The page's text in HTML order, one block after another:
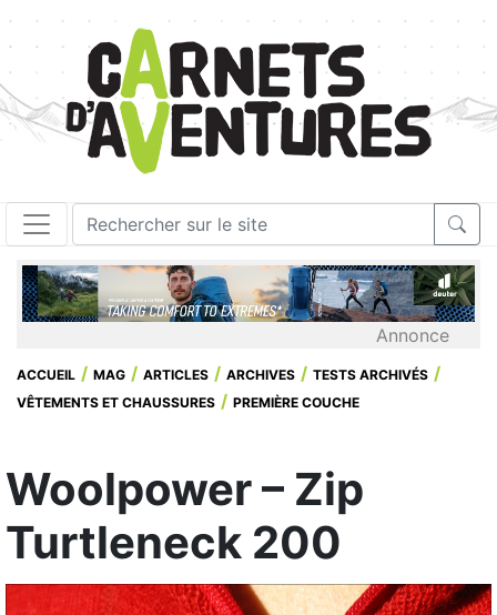
Annonce
ACCUEIL MAG ARTICLES ARCHIVES
TESTS ARCHIVÉS
VÊTEMENTS ET CHAUSSURES
PREMIÈRE COUCHE
Woolpower – Zip
Turtleneck 200